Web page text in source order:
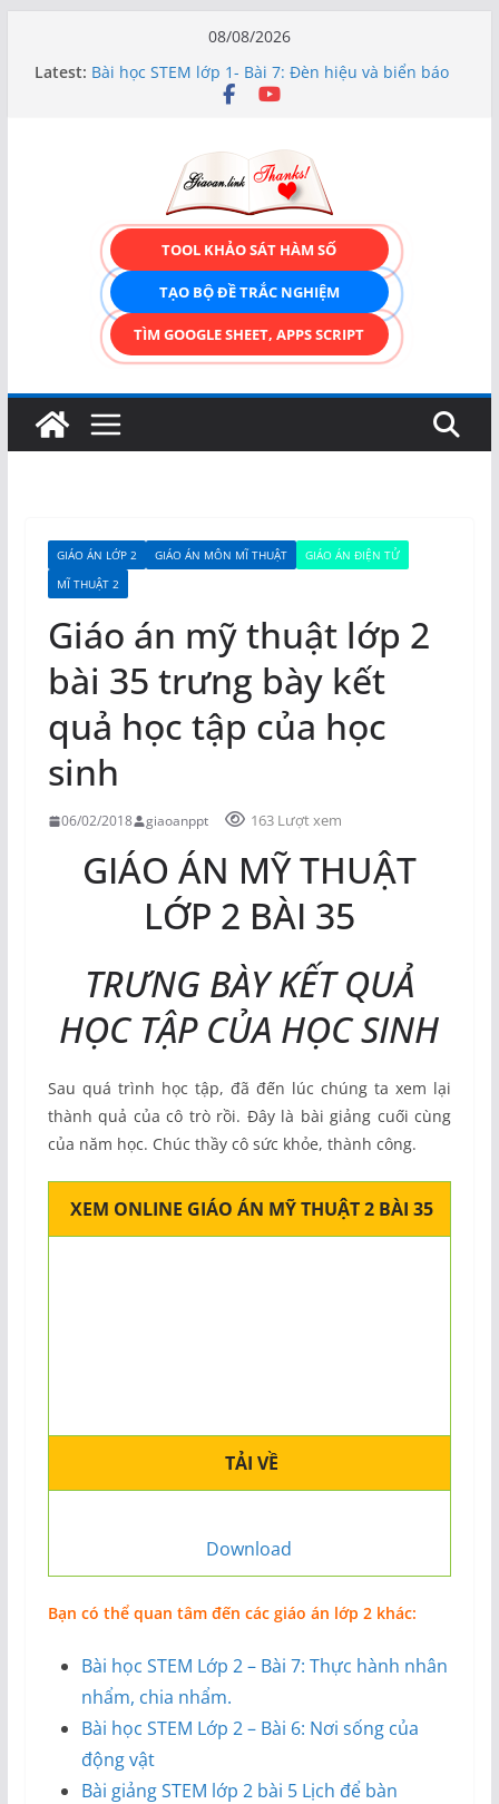
08/08/2026
Latest: Bài học STEM lớp 1- Bài 7: Đèn hiệu và biển báo
Bài học STEM lớp 3 Các bộ phận của thực vật
TẠO FORM ONLINE – TÙY BIẾN GIAO DIỆN ĐỈNH
CAO & XUẤT CODE THÔNG MINH!
TRẢI NGHIỆM CÔNG CỤ TẠO FORM ONLINE
KÉO THẢ – HOÀN TOÀN MIỄN PHÍ!
TOOL KHẢO SÁT HÀM SỐ
TẠO BỘ ĐỀ TRẮC NGHIỆM
TÌM GOOGLE SHEET, APPS SCRIPT
GIÁO ÁN LỚP 2 GIÁO ÁN MÔN MĨ THUẬT
GIÁO ÁN ĐIỆN TỬ
MĨ THUẬT 2
Giáo án mỹ thuật lớp 2
bài 35 trưng bày kết
quả học tập của học
sinh
06/02/2018 giaoanppt 163 Lượt xem
GIÁO ÁN MỸ THUẬT
LỚP 2 BÀI 35
TRƯNG BÀY KẾT QUẢ
HỌC TẬP CỦA HỌC SINH
Sau quá trình học tập, đã đến lúc chúng ta xem lại
thành quả của cô trò rồi. Đây là bài giảng cuối cùng
của năm học. Chúc thầy cô sức khỏe, thành công.
XEM ONLINE GIÁO ÁN MỸ THUẬT 2 BÀI 35
TẢI VỀ
Download
Bạn có thể quan tâm đến các giáo án lớp 2 khác:
Bài học STEM Lớp 2 – Bài 7: Thực hành nhân
nhẩm, chia nhẩm.
Bài học STEM Lớp 2 – Bài 6: Nơi sống của
động vật
Bài giảng STEM lớp 2 bài 5 Lịch để bàn